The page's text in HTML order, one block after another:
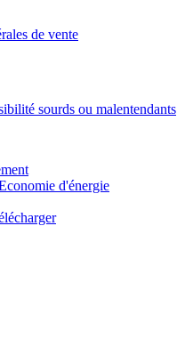
de vente
sourds ou malentendants
d'énergie